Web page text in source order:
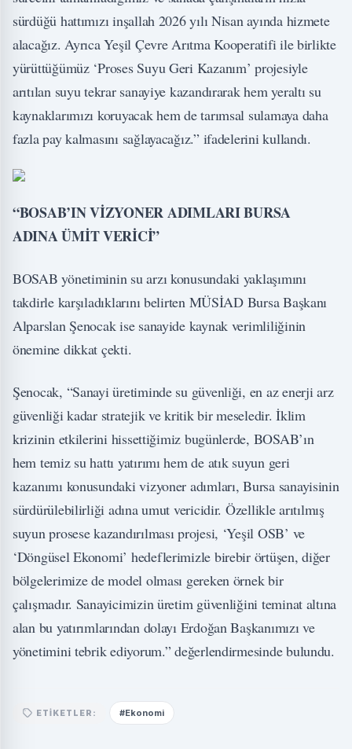
sürdüğü hattımızı inşallah 2026 yılı Nisan ayında hizmete
alacağız. Ayrıca Yeşil Çevre Arıtma Kooperatifi ile birlikte
yürüttüğümüz ‘Proses Suyu Geri Kazanım’ projesiyle
arıtılan suyu tekrar sanayiye kazandırarak hem yeraltı su
kaynaklarımızı koruyacak hem de tarımsal sulamaya daha
fazla pay kalmasını sağlayacağız.” ifadelerini kullandı.
“BOSAB’IN VİZYONER ADIMLARI BURSA
ADINA ÜMİT VERİCİ”
BOSAB yönetiminin su arzı konusundaki yaklaşımını
takdirle karşıladıklarını belirten MÜSİAD Bursa Başkanı
Alparslan Şenocak ise sanayide kaynak verimliliğinin
önemine dikkat çekti.
Şenocak, “Sanayi üretiminde su güvenliği, en az enerji arz
güvenliği kadar stratejik ve kritik bir meseledir. İklim
krizinin etkilerini hissettiğimiz bugünlerde, BOSAB’ın
hem temiz su hattı yatırımı hem de atık suyun geri
kazanımı konusundaki vizyoner adımları, Bursa sanayisinin
sürdürülebilirliği adına umut vericidir. Özellikle arıtılmış
suyun prosese kazandırılması projesi, ‘Yeşil OSB’ ve
‘Döngüsel Ekonomi’ hedeflerimizle birebir örtüşen, diğer
bölgelerimize de model olması gereken örnek bir
çalışmadır. Sanayicimizin üretim güvenliğini teminat altına
alan bu yatırımlarından dolayı Erdoğan Başkanımızı ve
yönetimini tebrik ediyorum.” değerlendirmesinde bulundu.
ETIKETLER: #Ekonomi